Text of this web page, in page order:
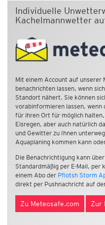
Individuelle
Kachelmannwetter
Mit einem Account auf unserer
benachrichten lassen, wenn
Standort nähert. Sie können
vorabinformieren lassen, wenn
für ihren Ort für möglich
Eisregen, aber auch natürlich
und Gewitter zu Ihnen
Aquaplaning kommen kann
Die Benachrichtigung kann
Standardmäßig per E-Mail, per
einem Abo der Pflotsh Storm
direkt per Pushnachricht auf
Zu Meteosafe.com Zur